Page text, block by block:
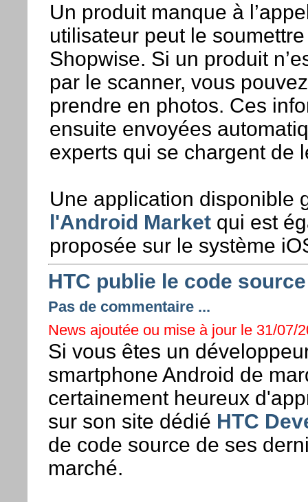
Un produit manque à
utilisateur peut le soumettre
Shopwise. Si un produit
par le scanner, vous
prendre en photos. Ces
ensuite envoyées
experts qui se chargent de
Une application disponible
l'Android Marketqui est
proposée sur le système
HTC publie le code
Pas de commentaire ...
News ajoutée ou mise à jour le 31/07/
Si vous êtes un
smartphone Android de
certainement heureux
sur son site dédié HTC
de code source de ses
marché.